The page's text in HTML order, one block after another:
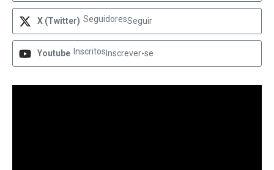
X (Twitter) SeguidoresSeguir
Youtube Inscritos Inscrever-se